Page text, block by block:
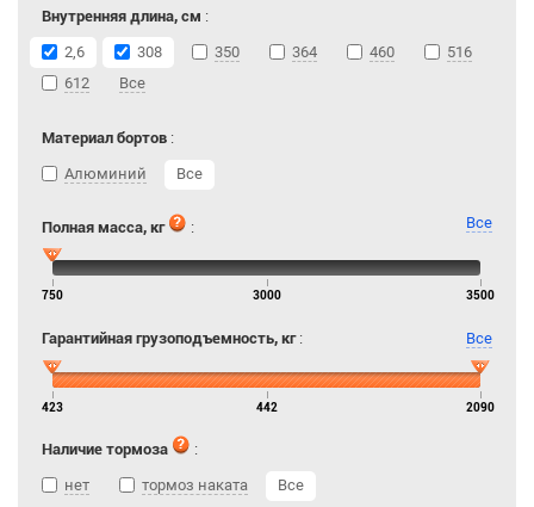
Внутренняя длина, см :
2,6
308 350 364 460
516
612
Все
Материал бортов :
Алюминий
Все
Полная масса, кг : Все
750 3000 3500
Гарантийная грузоподъемность, кг: Все
423 442 2090
Наличие тормоза
:
нет
тормоз наката Все